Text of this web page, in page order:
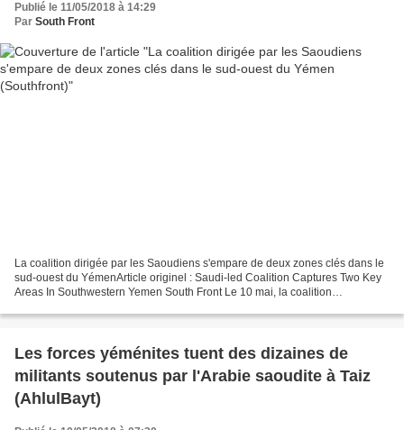
Publié le 11/05/2018 à 14:29
Par South Front
La coalition dirigée par les Saoudiens s'empare de deux zones clés dans le
sud-ouest du YémenArticle originel : Saudi-led Coalition Captures Two Key
Areas In Southwestern Yemen South Front Le 10 mai, la coalition
Les forces yéménites tuent des dizaines de
militants soutenus par l'Arabie saoudite à Taiz
(AhlulBayt)